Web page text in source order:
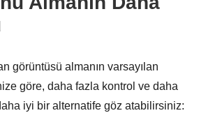
görüntüsü almanın varsayılan
göre, daha fazla kontrol ve daha
iyi bir alternatife göz atabilirsiniz: